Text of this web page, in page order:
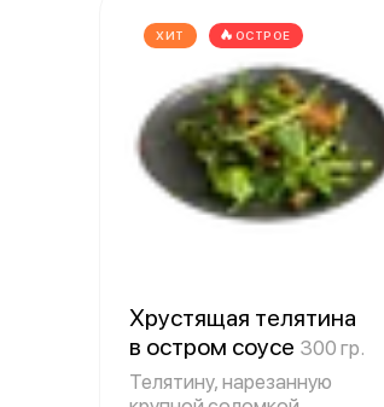
ХИТ ОСТРОЕ
Хрустящая телятина
в остром соусе 300 гр.
Телятину, нарезанную